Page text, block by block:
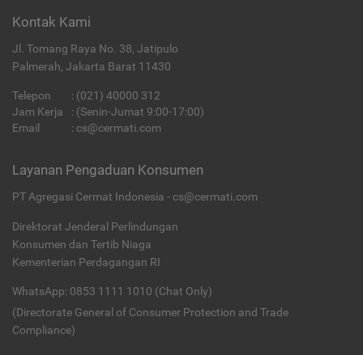
Kontak Kami
Jl. Tomang Raya No. 38, Jatipulo
Palmerah, Jakarta Barat 11430
Telepon : (021) 40000 312
Jam Kerja
: (Senin-Jumat 9:00-17:00)
Email
: cs@cermati.com
Layanan Pengaduan Konsumen
PT Agregasi Cermat Indonesia - cs@cermati.com
Direktorat Jenderal Perlindungan
Konsumen dan Tertib Niaga
Kementerian Perdagangan RI
WhatsApp: 0853 1111 1010 (Chat Only)
(Directorate General of Consumer Protection and Trade
Compliance)